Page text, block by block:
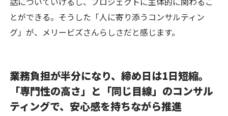
とができる。そうした「人に寄り添うコンサルティン
グ」が、メリービズさんらしさだと感じます。
業務負担が半分になり、締め日は1日短縮。
「専門性の高さ」と「同じ目線」のコンサル
ティングで、安心感を持ちながら推進